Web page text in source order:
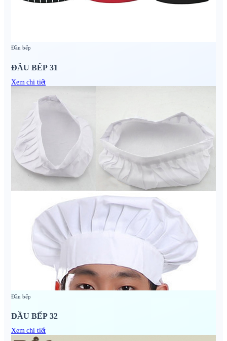
Đầu bếp
ĐẦU BẾP 31
Xem chi tiết
Đầu bếp
ĐẦU BẾP 32
Xem chi tiết